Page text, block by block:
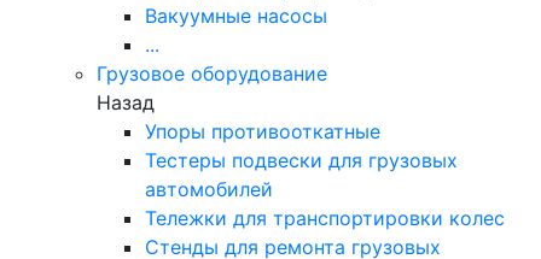
Вакуумные насосы
...
Грузовое оборудование
Назад
Упоры противооткатные
Тестеры подвески для грузовых
автомобилей
Тележки для транспортировки колес
Стенды для ремонта грузовых